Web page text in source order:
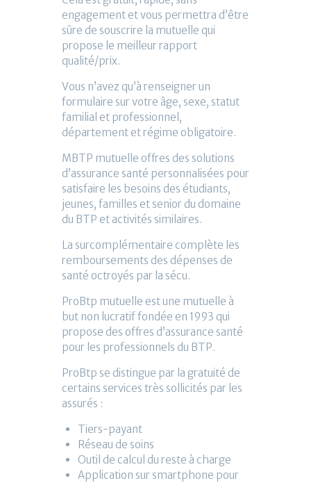
engagement et vous permettra d’être
sûre de souscrire la mutuelle qui
propose le meilleur rapport
qualité/prix.
Vous n’avez qu’à renseigner un
formulaire sur votre âge, sexe, statut
familial et professionnel,
département et régime obligatoire.
MBTP mutuelle offres des solutions
d’assurance santé personnalisées pour
satisfaire les besoins des étudiants,
jeunes, familles et senior du domaine
du BTP et activités similaires.
La surcomplémentaire complète les
remboursements des dépenses de
santé octroyés par la sécu.
ProBtp mutuelle est une mutuelle à
but non lucratif fondée en 1993 qui
propose des offres d’assurance santé
pour les professionnels du BTP.
ProBtp se distingue par la gratuité de
certains services très sollicités par les
assurés :
Tiers-payant
Réseau de soins
Outil de calcul du reste à charge
Application sur smartphone pour